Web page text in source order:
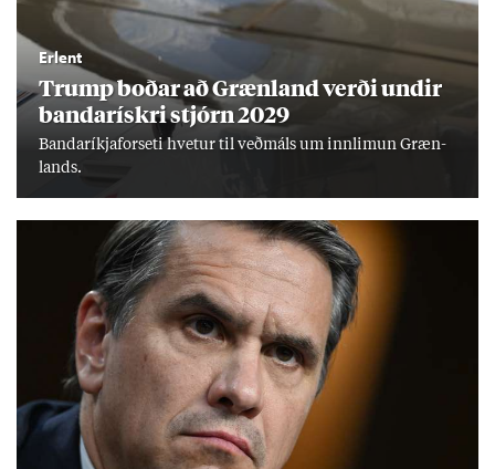
Erlent
Trump boð­ar að Græn­land verði und­ir
banda­rískri stjórn 2029
Banda­ríkja­for­seti hvet­ur til veð­máls um inn­limun Græn­
lands.